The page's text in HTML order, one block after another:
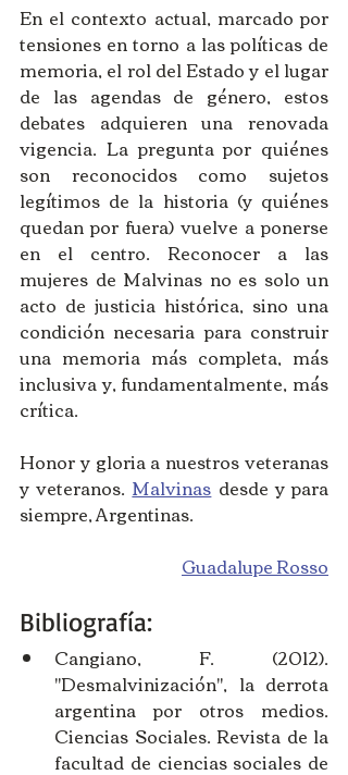
En el contexto actual, marcado por
tensiones en torno a las políticas de
memoria, el rol del Estado y el lugar
de las agendas de género, estos
debates adquieren una renovada
vigencia. La pregunta por quiénes
son reconocidos como sujetos
legítimos de la historia (y quiénes
quedan por fuera) vuelve a ponerse
en el centro. Reconocer a las
mujeres de Malvinas no es solo un
acto de justicia histórica, sino una
condición necesaria para construir
una memoria más completa, más
inclusiva y, fundamentalmente, más
crítica.
Honor y gloria a nuestros veteranas
y veteranos. Malvinas desde y para
siempre, Argentinas.
Guadalupe Rosso
Bibliografía:
Cangiano, F. (2012).
"Desmalvinización", la derrota
argentina por otros medios.
Ciencias Sociales. Revista de la
facultad de ciencias sociales de